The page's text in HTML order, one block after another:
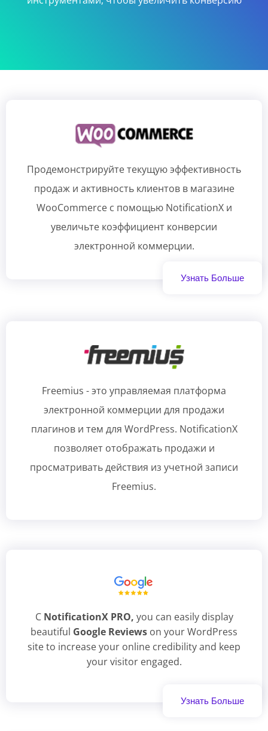
Продемонстрируйте текущую эффективность
продаж и активность клиентов в магазине
WooCommerce с помощью NotificationX и
увеличьте коэффициент конверсии
электронной коммерции.
Узнать Больше
Freemius - это управляемая платформа
электронной коммерции для продажи
плагинов и тем для WordPress. NotificationX
позволяет отображать продажи и
просматривать действия из учетной записи
Freemius.
С NotificationX PRO, you can easily display
beautiful Google Reviews on your WordPress
site to increase your online credibility and keep
your visitor engaged.
Узнать Больше